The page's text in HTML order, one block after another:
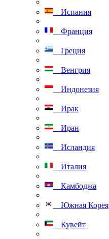
Испания
Франция
Греция
Венгрия
Индонезия
Ирак
Иран
Исландия
Италия
Камбоджа
Южная Корея
Кувейт